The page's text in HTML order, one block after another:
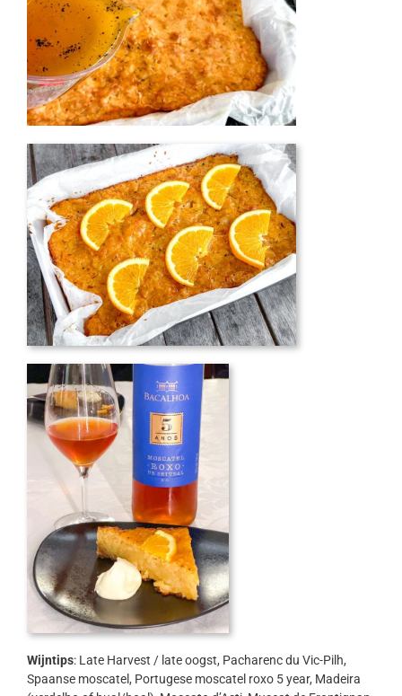
Wijntips: Late Harvest / late oogst, Pacharenc du Vic-Pilh,
Spaanse moscatel, Portugese moscatel roxo 5 year, Madeira